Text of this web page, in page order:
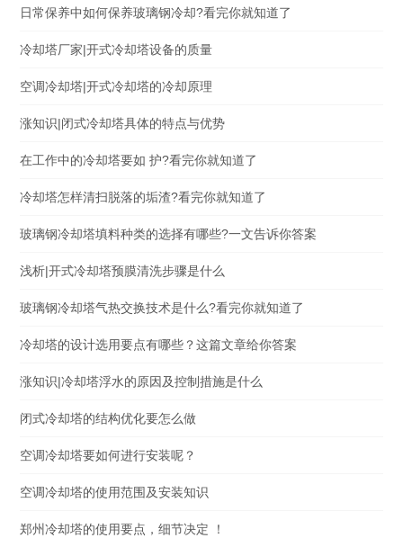
日常保养中如何保养玻璃钢冷却?看完你就知道了
冷却塔厂家|开式冷却塔设备的质量
空调冷却塔|开式冷却塔的冷却原理
涨知识|闭式冷却塔具体的特点与优势
在工作中的冷却塔要如 护?看完你就知道了
冷却塔怎样清扫脱落的垢渣?看完你就知道了
玻璃钢冷却塔填料种类的选择有哪些?一文告诉你答案
浅析|开式冷却塔预膜清洗步骤是什么
玻璃钢冷却塔气热交换技术是什么?看完你就知道了
冷却塔的设计选用要点有哪些？这篇文章给你答案
涨知识|冷却塔浮水的原因及控制措施是什么
闭式冷却塔的结构优化要怎么做
空调冷却塔要如何进行安装呢？
空调冷却塔的使用范围及安装知识
郑州冷却塔的使用要点，细节决定 ！